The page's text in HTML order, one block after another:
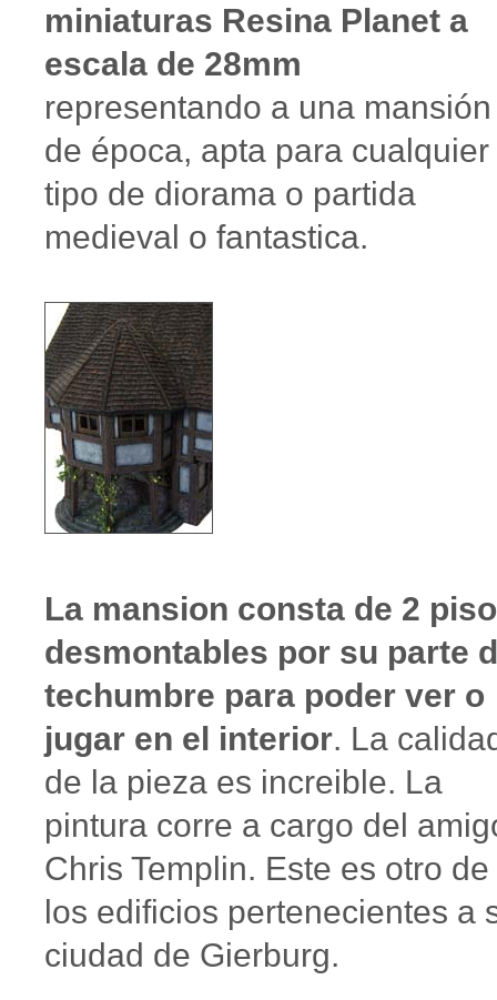
miniaturas Resina Planet a
escala de 28mm
representando a una mansión
de época, apta para cualquier
tipo de diorama o partida
medieval o fantastica.
La mansion consta de 2
desmontables por su parte
techumbre para poder ver o
jugar en el interior. La
de la pieza es increible. La
pintura corre a cargo del
Chris Templin. Este es otro de
los edificios pertenecientes a
ciudad de Gierburg.